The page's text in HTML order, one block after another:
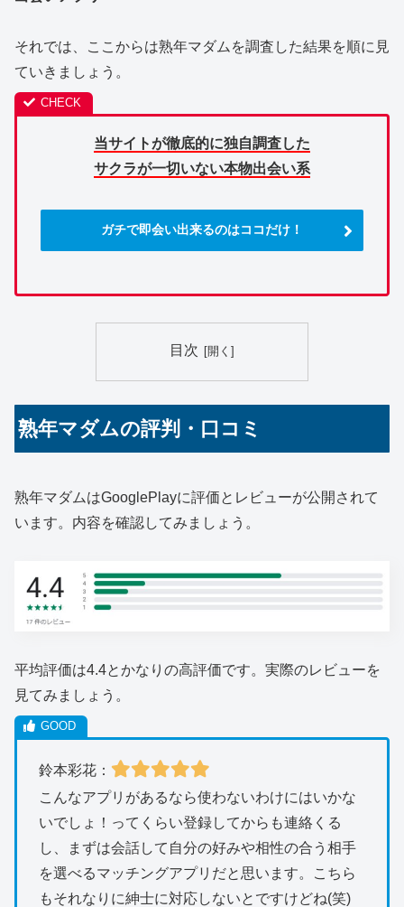
それでは、ここからは熟年マダムを調査した結果を順に見
ていきましょう。
当サイトが徹底的に独自調査した
サクラが一切いない本物出会い系
ガチで即会い出来るのはココだけ！
目次
熟年マダムの評判・口コミ
熟年マダムはGooglePlayに評価とレビューが公開されて
います。内容を確認してみましょう。
平均評価は4.4とかなりの高評価です。実際のレビューを
見てみましょう。
鈴本彩花：
こんなアプリがあるなら使わないわけにはいかな
いでしょ！ってくらい登録してからも連絡くる
し、まずは会話して自分の好みや相性の合う相手
を選べるマッチングアプリだと思います。こちら
もそれなりに紳士に対応しないとですけどね(笑)